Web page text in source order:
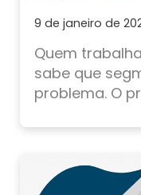
9 de janeiro de
Quem
sabe que
problema. O